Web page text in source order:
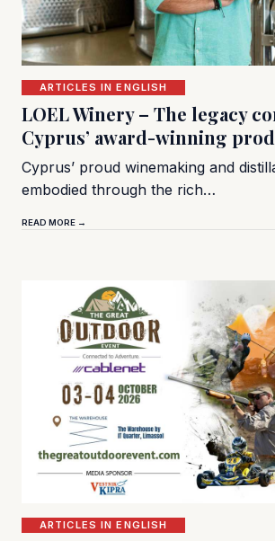
ARTICLES IN ENGLISH
LOEL Winery – The legacy
Cyprus’ award-winning
Cyprus’ proud winemaking and
embodied through the rich…
READ MORE →
ARTICLES IN ENGLISH